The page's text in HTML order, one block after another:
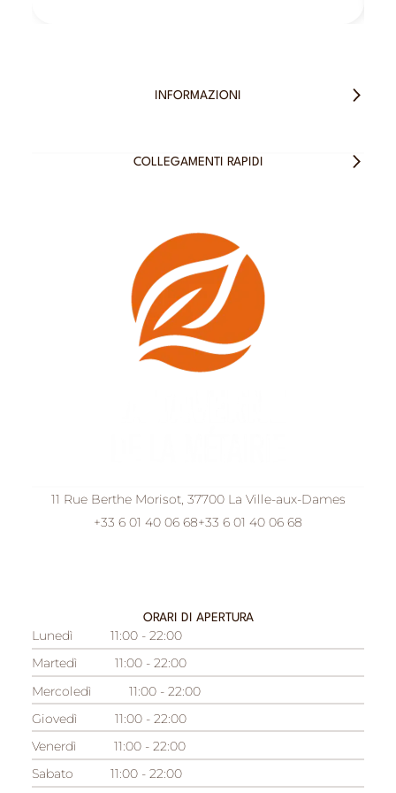
INFORMAZIONI
COLLEGAMENTI RAPIDI
11 Rue Berthe Morisot, 37700 La Ville-aux-Dames
+33 6 01 40 06 68+33 6 01 40 06 68
ORARI DI APERTURA
Lunedì
11:00 - 22:00
Martedì
11:00 - 22:00
Mercoledì
11:00 - 22:00
Giovedì
11:00 - 22:00
Venerdì
11:00 - 22:00
Sabato
11:00 - 22:00